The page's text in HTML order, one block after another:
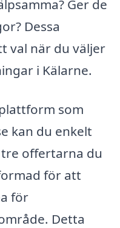
Ger de
Dessa
val när du väljer
i Kälarne.
som
kan du enkelt
offertarna du
för att
för
Detta